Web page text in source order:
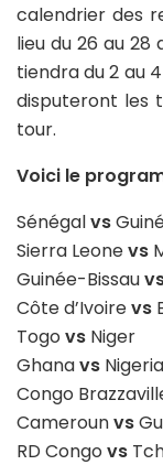
calendrier des
lieu du 26 au
tiendra du 2 au
disputeront les
tour.
Voici le
Sénégalvs
Sierra Leonevs
Guinée-Bissau
Côte d’Ivoirevs
Togo vs Niger
Ghanavs Nigeria
Congo
Camerounvs
RD Congo vs